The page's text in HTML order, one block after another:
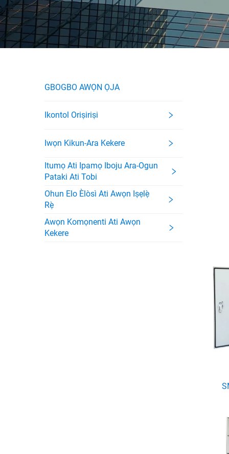
GBOGBO AWỌN ỌJA
Ikontol Oriṣiriṣi
Iwọn Kikun-Ara Kekere
Itumọ Ati Ipamọ Iboju Ara-Ogun
Pataki Ati Tobi
Ohun Elo Èlòsì Ati Awọn Iṣẹlẹ̀
Rẹ̀
Awọn Komọnenti Ati Awọn
Kekere